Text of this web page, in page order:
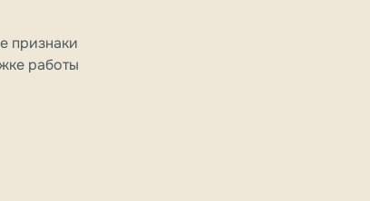
признаки
работы